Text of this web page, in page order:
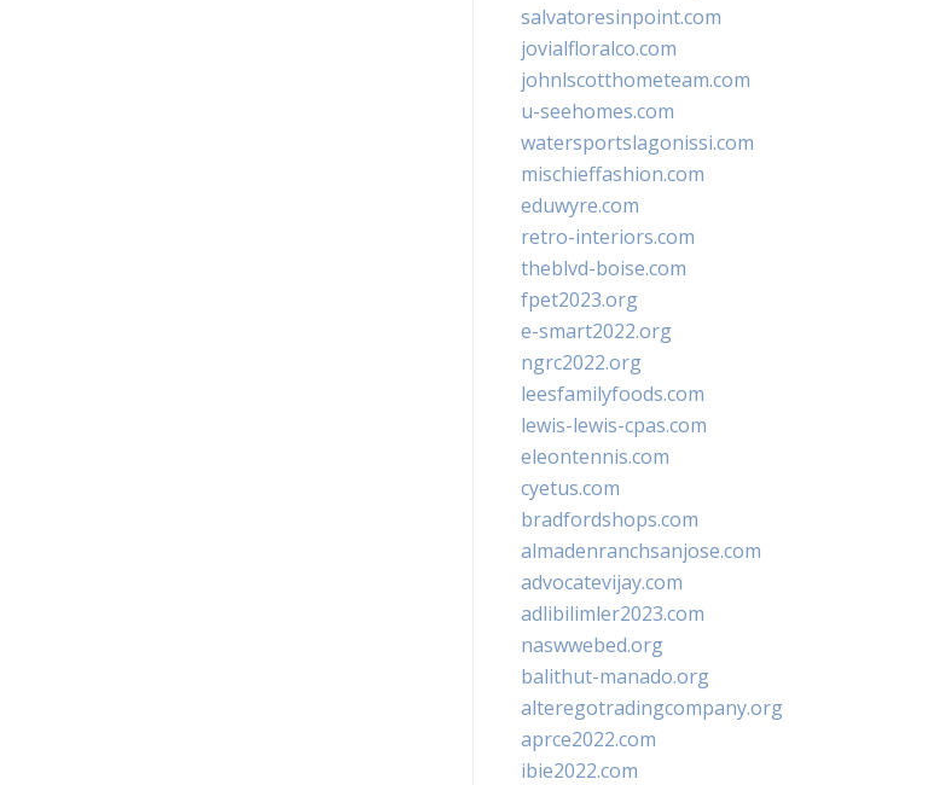
salvatoresinpoint.com
jovialfloralco.com
johnlscotthometeam.com
u-seehomes.com
watersportslagonissi.com
mischieffashion.com
eduwyre.com
retro-interiors.com
theblvd-boise.com
fpet2023.org
e-smart2022.org
ngrc2022.org
leesfamilyfoods.com
lewis-lewis-cpas.com
eleontennis.com
cyetus.com
bradfordshops.com
almadenranchsanjose.com
advocatevijay.com
adlibilimler2023.com
naswwebed.org
balithut-manado.org
alteregotradingcompany.org
aprce2022.com
ibie2022.com